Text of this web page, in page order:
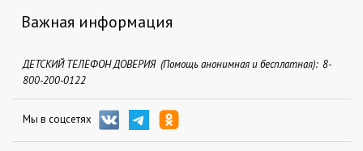
Важная информация
ДЕТСКИЙ ТЕЛЕФОН ДОВЕРИЯ (Помощь анонимная и бесплатная): 8-
800-200-0122
Мы в соцсетях